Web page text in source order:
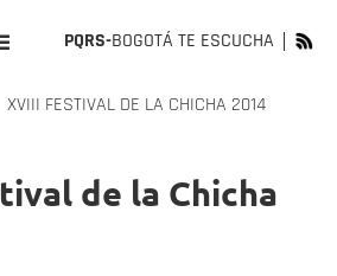
PQRS-BOGOTÁ TE ESCUCHA
XVIII FESTIVAL DE LA CHICHA 2014
de la Chicha